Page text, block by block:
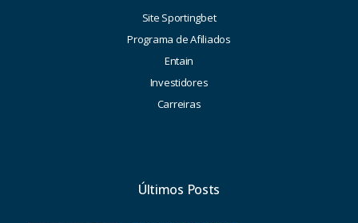
Site Sportingbet
Programa de Afiliados
Entain
Investidores
Carreiras
Últimos Posts